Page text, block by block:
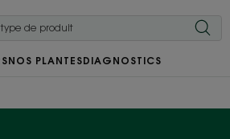
NOS PLANTESDIAGNOSTICS